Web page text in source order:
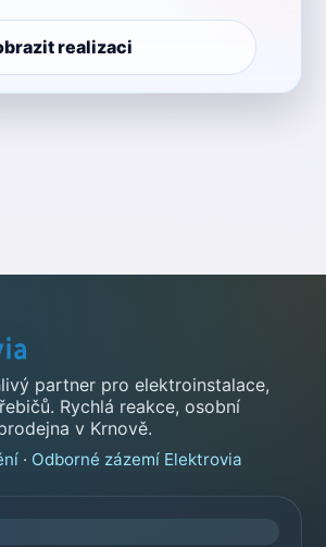
realizaci
partner pro elektroinstalace,
Rychlá reakce, osobní
v Krnově.
· Odborné zázemí Elektrovia